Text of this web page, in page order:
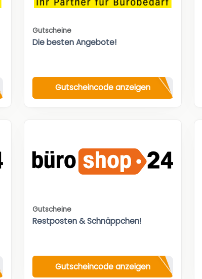
Gutscheine
Die besten Angebote!
Gutscheincode anzeigen
Gutscheine
Restposten & Schnäppchen!
Gutscheincode anzeigen